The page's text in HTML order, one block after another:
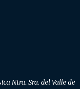
Ntra. Sra. del Valle de